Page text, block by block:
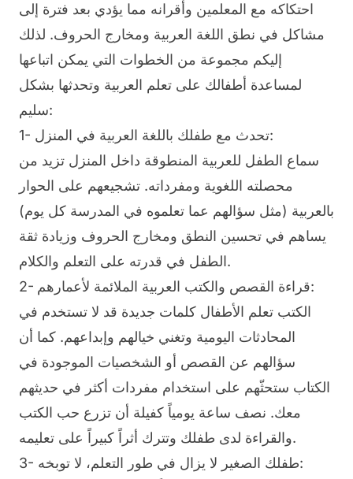
احتكاكه مع المعلمين وأقرانه مما يؤدي بعد فترة إلى
مشاكل في نطق اللغة العربية ومخارج الحروف. لذلك
إليكم مجموعة من الخطوات التي يمكن اتباعها
لمساعدة أطفالك على تعلم العربية وتحدثها بشكل
سليم:
1- تحدث مع طفلك باللغة العربية في المنزل:
سماع الطفل للعربية المنطوقة داخل المنزل تزيد من
محصلته اللغوية ومفرداته. تشجيعهم على الحوار
بالعربية (مثل سؤالهم عما تعلموه في المدرسة كل يوم)
يساهم في تحسين النطق ومخارج الحروف وزيادة ثقة
الطفل في قدرته على التعلم والكلام.
2- قراءة القصص والكتب العربية الملائمة لأعمارهم:
الكتب تعلم الأطفال كلمات جديدة قد لا تستخدم في
المحادثات اليومية وتغني خيالهم وإبداعهم. كما أن
سؤالهم عن القصص أو الشخصيات الموجودة في
الكتاب ستحثّهم على استخدام مفردات أكثر في حديثهم
معك. نصف ساعة يومياً كفيلة أن تزرع حب الكتب
والقراءة لدى طفلك وتترك أثراً كبيراً على تعليمه.
3- طفلك الصغير لا يزال في طور التعلم، لا توبخه: